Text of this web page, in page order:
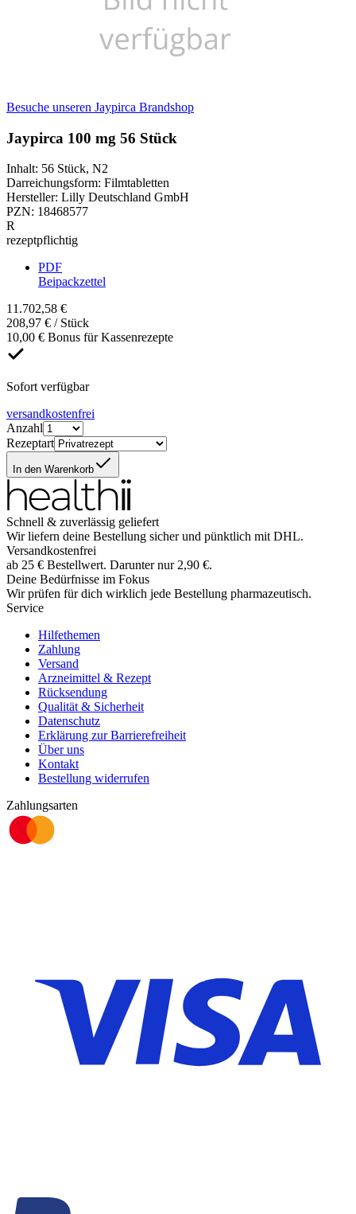
Besuche unseren Jaypirca Brandshop
Jaypirca 100 mg 56 Stück
Inhalt: 56 Stück, N2
Darreichungsform: Filmtabletten
Hersteller: Lilly Deutschland GmbH
PZN: 18468577
R
rezeptpflichtig
PDF
Beipackzettel
11.702,58 €
208,97 € / Stück
10,00 € Bonus für Kassenrezepte
Sofort verfügbar
versandkostenfrei
Anzahl
Rezeptart
In den Warenkorb
Schnell & zuverlässig geliefert
Wir liefern deine Bestellung sicher und pünktlich mit DHL.
Versandkostenfrei
ab 25 € Bestellwert. Darunter nur 2,90 €.
Deine Bedürfnisse im Fokus
Wir prüfen für dich wirklich jede Bestellung pharmazeutisch.
Service
Hilfethemen
Zahlung
Versand
Arzneimittel & Rezept
Rücksendung
Qualität & Sicherheit
Datenschutz
Erklärung zur Barrierefreiheit
Über uns
Kontakt
Bestellung widerrufen
Zahlungsarten